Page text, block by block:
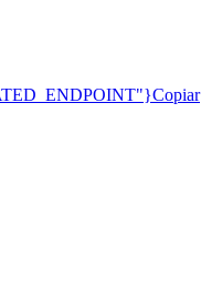
Copiar